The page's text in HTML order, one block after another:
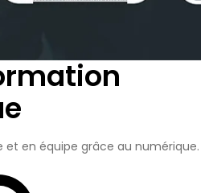
et en équipe grâce au numérique.